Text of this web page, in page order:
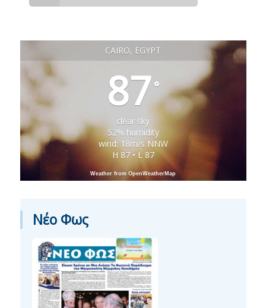
CAIRO, EGYPT
87°
clear sky
52% humidity
wind: 18m/s NNW
H 87 • L 87
Weather from OpenWeatherMap
Νέο Φως